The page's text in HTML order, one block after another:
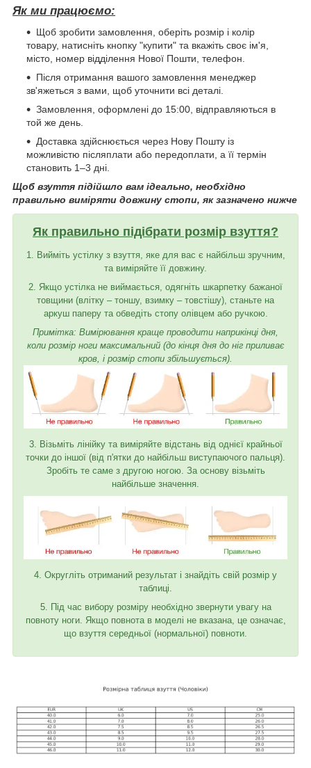
Як ми працюємо:
Щоб зробити замовлення, оберіть розмір і колір
товару, натисніть кнопку "купити" та вкажіть своє ім'я,
місто, номер відділення Нової Пошти, телефон.
Після отримання вашого замовлення менеджер
зв'яжеться з вами, щоб уточнити всі деталі.
Замовлення, оформлені до 15:00, відправляються в
той же день.
Доставка здійснюється через Нову Пошту із
можливістю післяплати або передоплати, а її термін
становить 1–3 дні.
Щоб взуття підійшло вам ідеально, необхідно
правильно виміряти довжину стопи, як зазначено нижче
Як правильно підібрати розмір взуття?
1. Вийміть устілку з взуття, яке для вас є найбільш зручним,
та виміряйте її довжину.
2. Якщо устілка не виймається, одягніть шкарпетку бажаної
товщини (влітку – тоншу, взимку – товстішу), станьте на
аркуш паперу та обведіть стопу олівцем або ручкою.
Примітка: Вимірювання краще проводити наприкінці дня,
коли розмір ноги максимальний (до кінця дня до ніг приливає
кров, і розмір стопи збільшується).
3. Візьміть лінійку та виміряйте відстань від однієї крайньої
точки до іншої (від п'ятки до найбільш виступаючого пальця).
Зробіть те саме з другою ногою. За основу візьміть
найбільше значення.
4. Округліть отриманий результат і знайдіть свій розмір у
таблиці.
5. Під час вибору розміру необхідно звернути увагу на
повноту ноги. Якщо повнота в моделі не вказана, це означає,
що взуття середньої (нормальної) повноти.